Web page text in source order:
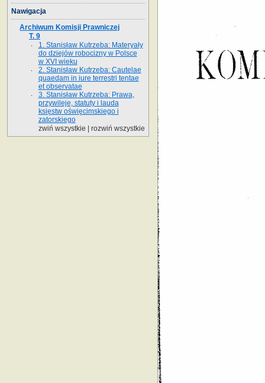
Nawigacja
Archiwum Komisji Prawniczej
T. 9
1. Stanisław Kutrzeba: Materyały
do dziejów robocizny w Polsce
w XVI wieku
2. Stanisław Kutrzeba: Cautelae
quaedam in iure terrestri tentae
et observatae
3. Stanisław Kutrzeba: Prawa,
przywileje, statuty i lauda
księstw oświęcimskiego i
zatorskiego
zwiń wszystkie
rozwiń wszystkie